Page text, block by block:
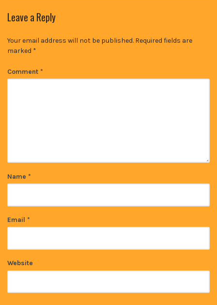
Leave a Reply
Your email address will not be published. Required fields are
marked *
Comment *
Name *
Email *
Website